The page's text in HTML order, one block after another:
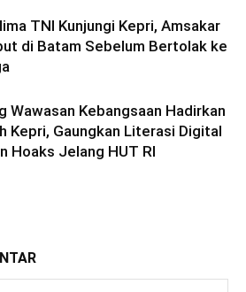
TNI Kunjungi Kepri, Amsakar
di Batam Sebelum Bertolak ke
Wawasan Kebangsaan Hadirkan
Kepri, Gaungkan Literasi Digital
Hoaks Jelang HUT RI